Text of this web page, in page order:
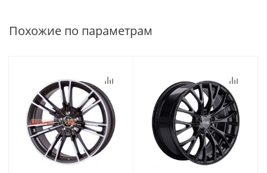
Похожие по параметрам